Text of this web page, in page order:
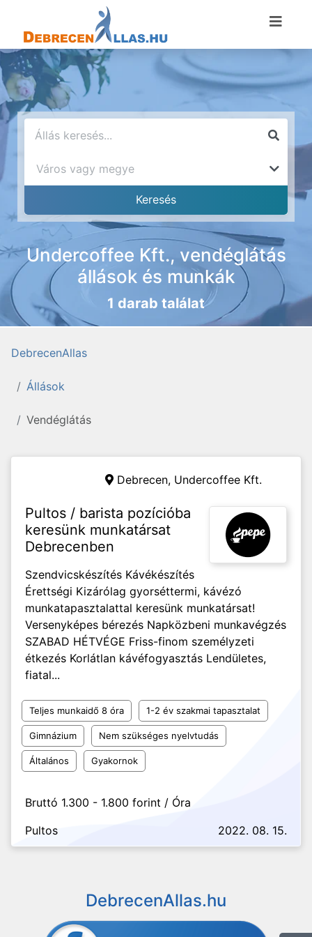
Undercoffee Kft., vendéglátás
állások és munkák
1 darab találat
DebrecenAllas
Állások
Vendéglátás
Debrecen, Undercoffee Kft.
Pultos / barista pozícióba
keresünk munkatársat
Debrecenben
Szendvicskészítés Kávékészítés
Érettségi Kizárólag gyorséttermi, kávézó
munkatapasztalattal keresünk munkatársat!
Versenyképes bérezés Napközbeni munkavégzés
SZABAD HÉTVÉGE Friss-finom személyzeti
étkezés Korlátlan kávéfogyasztás Lendületes,
fiatal...
Teljes munkaidő 8 óra 1-2 év szakmai tapasztalat
Gimnázium Nem szükséges nyelvtudás
Általános Gyakornok
Bruttó 1.300 - 1.800 forint / Óra
Pultos
2022. 08. 15.
DebrecenAllas.hu